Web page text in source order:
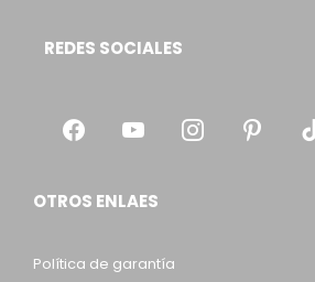
REDES SOCIALES
OTROS ENLAES
Política de garantía